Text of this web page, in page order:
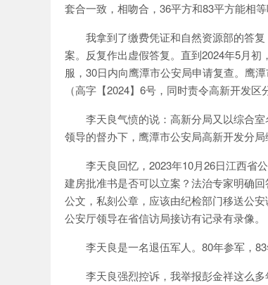
套合一致，相吻合，36平方和83平方能相
我拿到了缴费凭证和自然资源部的答
案。反复作出虚假答复。直到2024年5月
服，30日内向鹰潭市公安局申请复查。鹰
（高字【2024】6号，同时责令高新开发区
李天良气愤的说：高新分局又以综合
领导的督办下，鹰潭市公安局高新开发分
李天良回忆，2023年10月26日江西省
建房批准书是否可以立案？法治专家明确
公文，私刻公章，应该由纪检部门移送公
公安厅领导在省信访局接访有记录有录像。
李天良是一名退伍军人。80年参军，83
李天良强烈控诉，我举报彭金祥这么